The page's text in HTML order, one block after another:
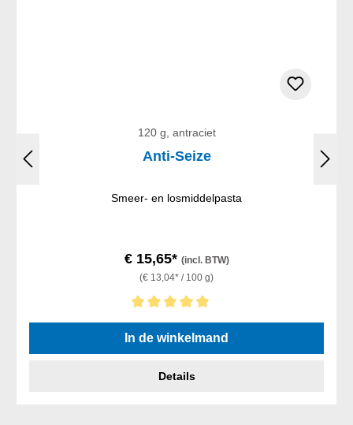
120 g, antraciet
Anti-Seize
Smeer- en losmiddelpasta
€ 15,65* (incl. BTW)
(€ 13,04* / 100 g)
Gemiddelde waardering van 5 van 5 sterren
In de winkelmand
Details